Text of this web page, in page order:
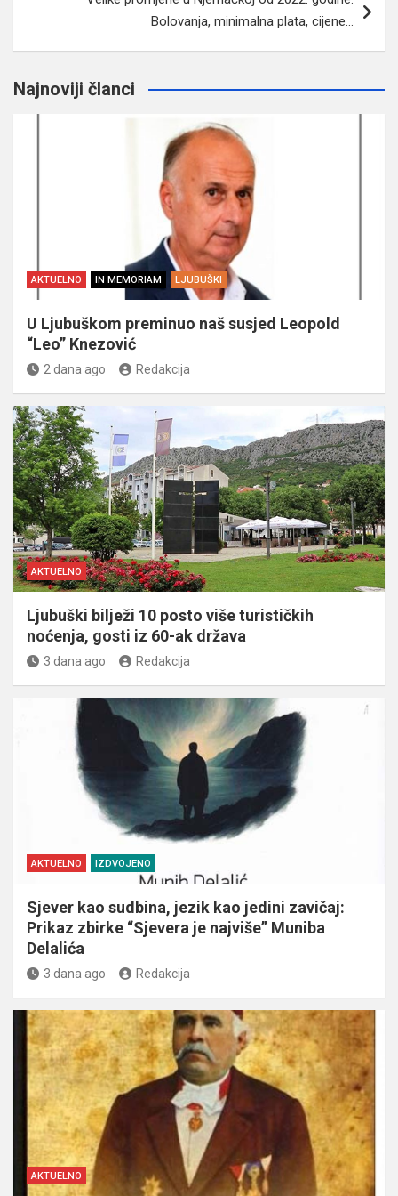
Bolovanja, minimalna plata, cijene…
Najnoviji članci
AKTUELNO IN MEMORIAM LJUBUŠKI
U Ljubuškom preminuo naš susjed Leopold
“Leo” Knezović
2 dana ago Redakcija
AKTUELNO
Ljubuški bilježi 10 posto više turističkih
noćenja, gosti iz 60-ak država
3 dana ago Redakcija
AKTUELNO IZDVOJENO
Sjever kao sudbina, jezik kao jedini zavičaj:
Prikaz zbirke “Sjevera je najviše” Muniba
Delalića
3 dana ago Redakcija
AKTUELNO